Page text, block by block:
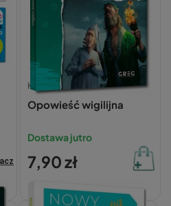
Karol Dickens,
Opowieść wigilijna
Dostawa jutro
7,90 zł